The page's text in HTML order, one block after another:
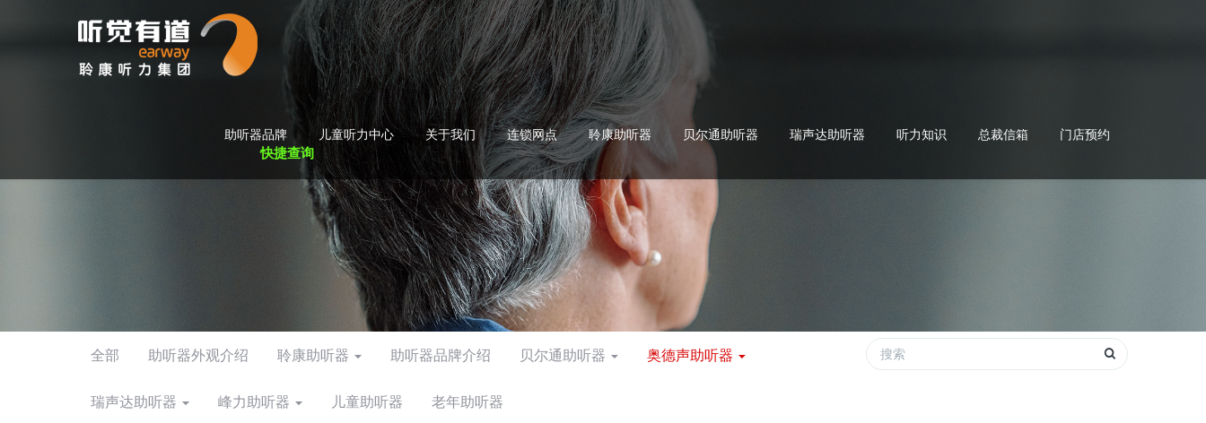
快捷查询
助听器品牌 儿童听力中心 关于我们 连锁网点 聆康助听器 贝尔通助听器 瑞声达助听器 听力知识 总裁信箱 门店预约
全部 助听器外观介绍 聆康助听器 助听器品牌介绍 贝尔通助听器 奥德声助听器
瑞声达助听器 峰力助听器 儿童助听器 老年助听器